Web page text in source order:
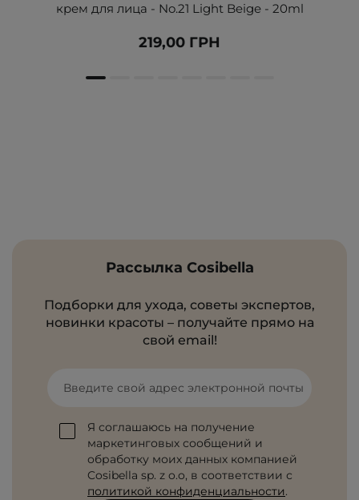
крем для лица - No.21 Light Beige - 20ml
219,00 ГРН
Рассылка Cosibella
Подборки для ухода, советы экспертов,
новинки красоты – получайте прямо на
свой email!
Введите свой адрес электронной почты
Я соглашаюсь на получение
маркетинговых сообщений и
обработку моих данных компанией
Cosibella sp. z o.o, в соответствии с
политикой конфиденциальности.